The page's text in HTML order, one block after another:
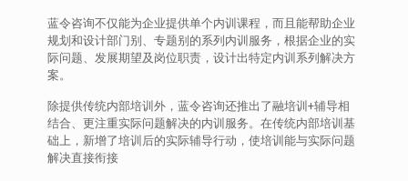
蓝令咨询不仅能为企业提供单个内训课程，而且能帮助企业
规划和设计部门别、专题别的系列内训服务，根据企业的实
际问题、发展期望及岗位职责，设计出特定内训系列解决方
案。
除提供传统内部培训外，蓝令咨询还推出了融培训+辅导相
结合、更注重实际问题解决的内训服务。在传统内部培训基
础上，新增了培训后的实际辅导行动，使培训能与实际问题
解决直接衔接